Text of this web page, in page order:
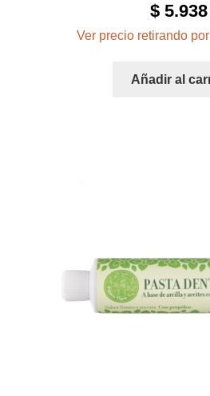
$ 5.938
Ver precio retirando
Añadir al